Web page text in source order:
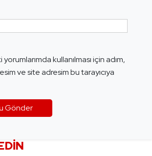
kullanılması için adım,
ve site adresim bu tarayıcıya